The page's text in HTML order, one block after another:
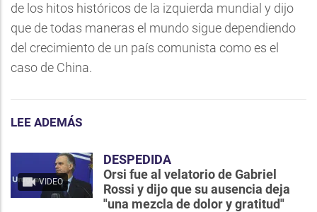
de los hitos históricos de la izquierda mundial y dijo
que de todas maneras el mundo sigue dependiendo
del crecimiento de un país comunista como es el
caso de China.
LEE ADEMÁS
VIDEO
DESPEDIDA
Orsi fue al velatorio de Gabriel
Rossi y dijo que su ausencia deja
"una mezcla de dolor y gratitud"